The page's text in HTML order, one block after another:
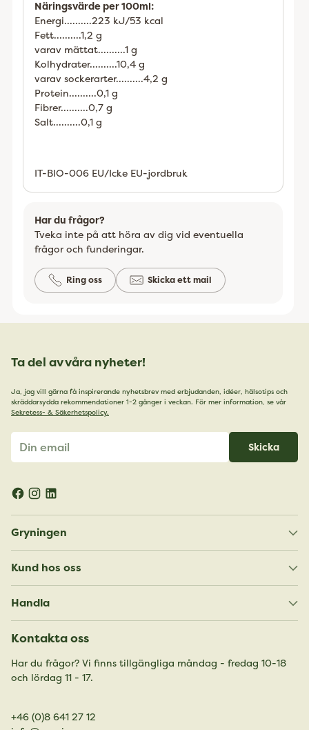
Näringsvärde per 100ml:
Energi..........223 kJ/53 kcal
Fett..........1,2 g
varav mättat..........1 g
Kolhydrater..........10,4 g
varav sockerarter..........4,2 g
Protein..........0,1 g
Fibrer..........0,7 g
Salt..........0,1 g
IT-BIO-006 EU/Icke EU-jordbruk
Har du frågor?
Tveka inte på att höra av dig vid eventuella
frågor och funderingar.
Ring oss Skicka ett mail
Ta del av våra nyheter!
Ja, jag vill gärna få inspirerande nyhetsbrev med erbjudanden, idéer, hälsotips och
skräddarsydda rekommendationer 1-2 gånger i veckan. För mer information, se vår
Sekretess- & Säkerhetspolicy.
email
Skicka
Gryningen
Kund hos oss
Handla
Kontakta oss
Har du frågor? Vi finns tillgängliga måndag - fredag 10-18
och lördag 11 - 17.
+46 (0)8 641 27 12